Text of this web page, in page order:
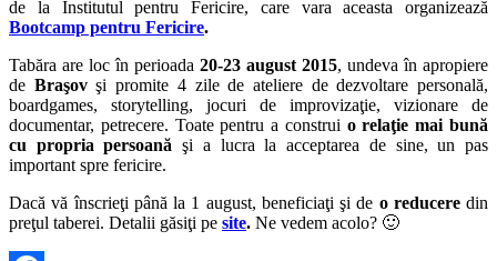
de la Institutul pentru Fericire, care vara aceasta organizează
Bootcamp pentru Fericire.
Tabăra are loc în perioada 20-23 august 2015, undeva în apropiere
de Braşovşi promite 4 zile de ateliere de dezvoltare personală,
boardgames, storytelling, jocuri de improvizaţie, vizionare de
documentar, petrecere. Toate pentru a construi o relaţie mai bună
cu propria persoană şi a lucra la acceptarea de sine, un pas
important spre fericire.
Dacă vă înscrieţi până la 1 august, beneficiaţi şi de o reduceredin
preţul taberei. Detalii găsiţi pe site. Ne vedem acolo? 🙂